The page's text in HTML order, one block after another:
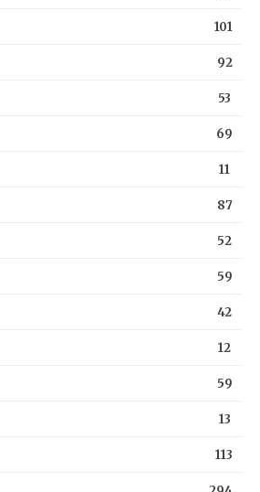
101
92
53
69
11
87
52
59
42
12
59
13
113